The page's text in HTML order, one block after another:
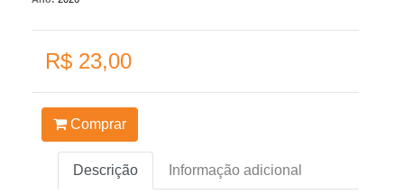
R$ 23,00
Comprar
Descrição Informação adicional